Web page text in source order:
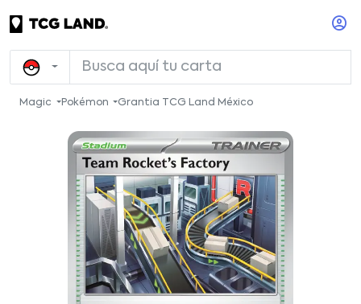
Magic Pokémon Grantia TCG Land México